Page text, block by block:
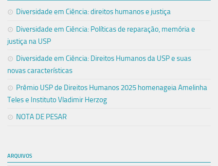
Diversidade em Ciência: direitos humanos e justiça
Diversidade em Ciência: Políticas de reparação, memória e
justiça na USP
Diversidade em Ciência: Direitos Humanos da USP e suas
novas características
Prêmio USP de Direitos Humanos 2025 homenageia Amelinha
Teles e Instituto Vladimir Herzog
NOTA DE PESAR
ARQUIVOS